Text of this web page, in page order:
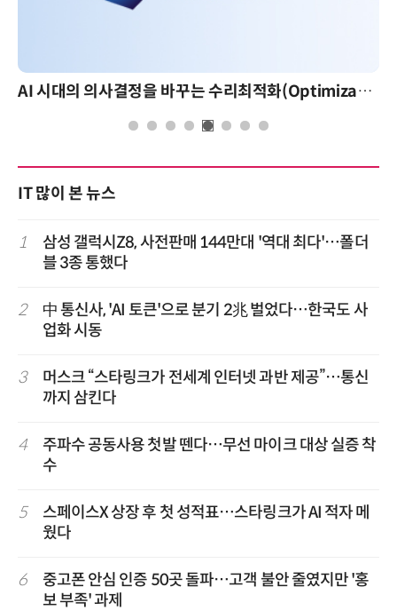
AI 시대의 의사결정을 바꾸는 수리최적화(Optimization): 실제 산업 적용 사례와 활용 전략
IT 많이 본 뉴스
1
삼성 갤럭시Z8, 사전판매 144만대 '역대 최다'…폴더
블 3종 통했다
2
中 통신사, 'AI 토큰'으로 분기 2兆 벌었다…한국도 사
업화 시동
3
머스크 “스타링크가 전세계 인터넷 과반 제공”…통신
까지 삼킨다
4
주파수 공동사용 첫발 뗀다…무선 마이크 대상 실증 착
수
5
스페이스X 상장 후 첫 성적표…스타링크가 AI 적자 메
웠다
6
중고폰 안심 인증 50곳 돌파…고객 불안 줄였지만 '홍
보 부족' 과제